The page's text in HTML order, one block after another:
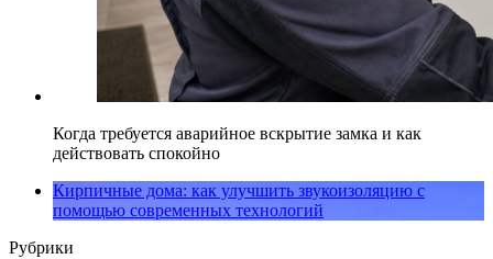
Когда требуется аварийное вскрытие замка и как
действовать спокойно
Кирпичные дома: как улучшить звукоизоляцию с
помощью современных технологий
Рубрики